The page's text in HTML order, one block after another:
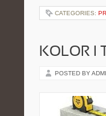
CATEGORIES:
KOLOR I
POSTED BY